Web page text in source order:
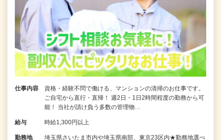
仕事内容
資格・経験不問で働ける、マンションの清掃のお仕事です。
ご自宅から直行・直帰！ 週2日・1日2時間程度の勤務から可
能！ 当社が請け負う多数の管理物…
給与 時給1,300円以上
勤務地
埼玉県さいたま市内や埼玉県南部、東京23区内★勤務地選べ